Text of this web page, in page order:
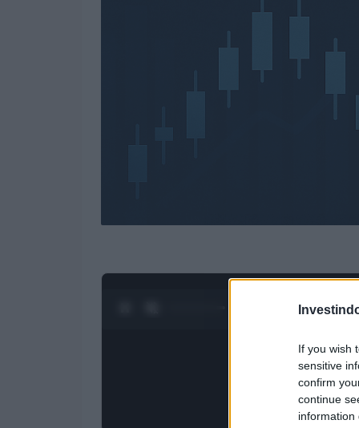
If you wish
sensitive
confirm
continue
information
1/4